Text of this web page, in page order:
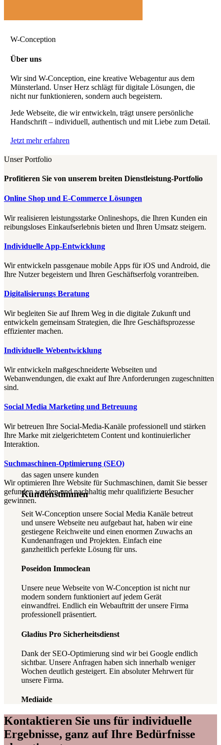
W-Conception
Über uns
Wir sind W-Conception, eine kreative Webagentur aus dem
Münsterland. Unser Herz schlägt für digitale Lösungen, die
nicht nur funktionieren, sondern auch begeistern.
Jede Webseite, die wir entwickeln, trägt unsere persönliche
Handschrift – individuell, authentisch und mit Liebe zum Detail.
Jetzt mehr erfahren
Unser Portfolio
Profitieren Sie von unserem breiten Dienstleistung-Portfolio
Online Shop und E-Commerce Lösungen
Wir realisieren leistungsstarke Onlineshops, die Ihren Kunden ein
reibungsloses Einkaufserlebnis bieten und Ihren Umsatz steigern.
Individuelle App-Entwicklung
Wir entwickeln passgenaue mobile Apps für iOS und Android, die
Ihre Nutzer begeistern und Ihren Geschäftserfolg vorantreiben.
Digitalisierungs Beratung
Wir begleiten Sie auf Ihrem Weg in die digitale Zukunft und
entwickeln gemeinsam Strategien, die Ihre Geschäftsprozesse
effizienter machen.
Individuelle Webentwicklung
Wir entwickeln maßgeschneiderte Webseiten und
Webanwendungen, die exakt auf Ihre Anforderungen zugeschnitten
sind.
Social Media Marketing und Betreuung
Wir betreuen Ihre Social-Media-Kanäle professionell und stärken
Ihre Marke mit zielgerichtetem Content und kontinuierlicher
Interaktion.
Suchmaschinen-Optimierung (SEO)
Wir optimieren Ihre Website für Suchmaschinen, damit Sie besser
gefunden werden und nachhaltig mehr qualifizierte Besucher
gewinnen.
das sagen unsere kunden
Kundenstimmen
Seit W-Conception unsere Social Media Kanäle betreut
und unsere Webseite neu aufgebaut hat, haben wir eine
gestiegene Reichweite und einen enormen Zuwachs an
Kundenanfragen und Projekten. Einfach eine
ganzheitlich perfekte Lösung für uns.
Poseidon Immoclean
Unsere neue Webseite von W-Conception ist nicht nur
modern sondern funktioniert auf jedem Gerät
einwandfrei. Endlich ein Webauftritt der unsere Firma
professionell präsentiert.
Gladius Pro Sicherheitsdienst
Dank der SEO-Optimierung sind wir bei Google endlich
sichtbar. Unsere Anfragen haben sich innerhalb weniger
Wochen deutlich gesteigert. Ein absoluter Mehrwert für
unsere Firma.
Mediaide
Kontaktieren Sie uns für individuelle
Ergebnisse, ganz auf Ihre Bedürfnisse